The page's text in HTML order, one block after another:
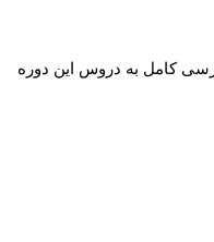
کامل به دروس این دوره